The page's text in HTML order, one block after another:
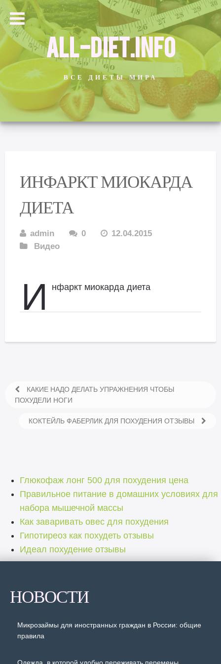
ALL-DIET.INFO
ВСЕ ДИЕТЫ МИРА
ИНФАРКТ МИОКАРДА
ДИЕТА
admin 0
12.04.2015
Видео
И нфаркт миокарда диета
КАКИЕ НАДО ДЕЛАТЬ УПРАЖНЕНИЯ ЧТОБЫ
ПОХУДЕЛИ НОГИ
КОКТЕЙЛЬ ФАБЕРЛИК ДЛЯ ПОХУДЕНИЯ ОТЗЫВЫ
Глюкофаж лонг 500 для похудения цена
Правильное питание в домашних условиях для
набора мышечной массы
Как заваривать овес для похудения
Гипотиреоз как похудеть отзывы
Идеал похудение отзывы
НОВОСТИ
Микрозаймы для иностранных граждан в России: общие
правила